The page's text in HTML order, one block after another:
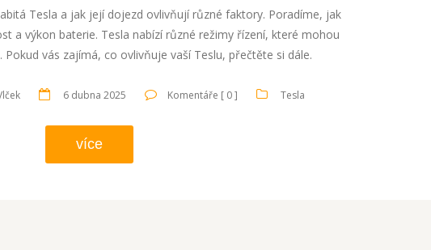
Tesla a jak její dojezd ovlivňují různé faktory. Poradíme, jak
a výkon baterie. Tesla nabízí různé režimy řízení, které mohou
vás zajímá, co ovlivňuje vaší Teslu, přečtěte si dále.
6 dubna 2025 Komentáře [ 0 ] Tesla
více